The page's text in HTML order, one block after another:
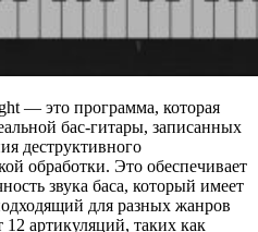
— это программа, которая
бас-гитары, записанных
деструктивного
обработки. Это обеспечивает
звука баса, который имеет
для разных жанров
артикуляций, таких как